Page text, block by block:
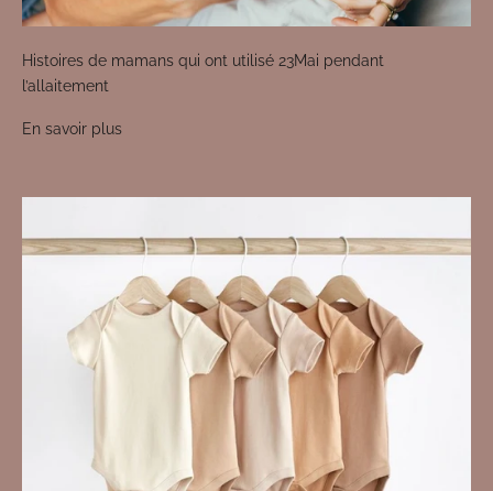
Histoires de mamans qui ont utilisé 23Mai pendant
l’allaitement
En savoir plus